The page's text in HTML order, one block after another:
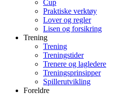
Cup
Praktiske verktøy
Lover og regler
Lisen og forsikring
Trening
Trening
Treningstider
Trenere og lagledere
Treningsprinsipper
Spillerutvikling
Foreldre